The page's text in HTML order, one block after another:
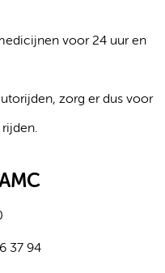
voor 24 uur en
zorg er dus voor
rijden.
37 94